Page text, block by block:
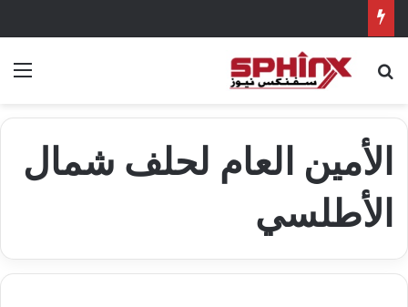
بحث عن
الأمين العام لحلف شمال
الأطلسي